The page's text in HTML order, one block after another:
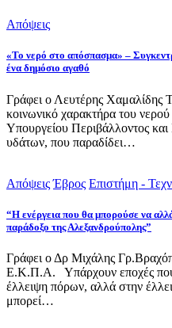
Απόψεις
«Το νερό στο απόσπασμα» –
ένα δημόσιο αγαθό
Γράφει ο Λευτέρης Χαμαλίδης
κοινωνικό χαρακτήρα του
Υπουργείου Περιβάλλοντος και
υδάτων, που παραδίδει…
Απόψεις Έβρος Επιστήμη -
“Η ενέργεια που θα μπορούσε να
παράδοξο της Αλεξανδρούπολης”
Γράφει ο Δρ Μιχάλης
Ε.Κ.Π.Α. Υπάρχουν εποχές που
έλλειψη πόρων, αλλά στην
μπορεί…